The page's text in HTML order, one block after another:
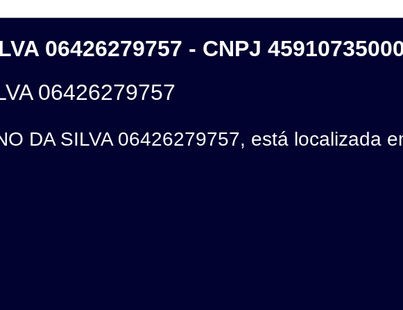
06426279757 - CNPJ
06426279757
DA SILVA 06426279757, está localizada